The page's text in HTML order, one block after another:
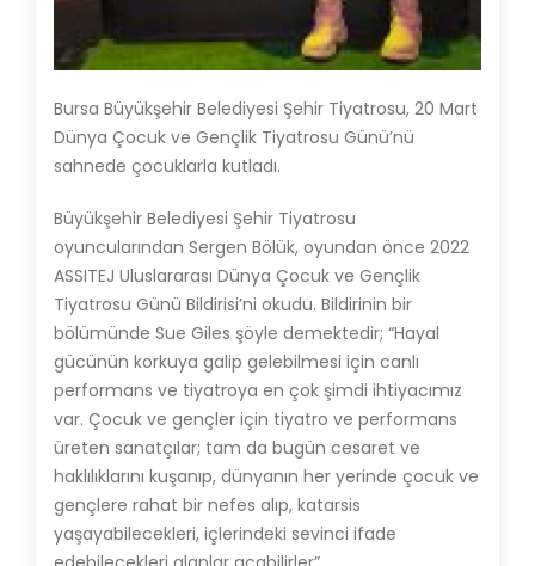
Bursa Büyükşehir Belediyesi Şehir Tiyatrosu, 20 Mart
Dünya Çocuk ve Gençlik Tiyatrosu Günü’nü
sahnede çocuklarla kutladı.
Büyükşehir Belediyesi Şehir Tiyatrosu
oyuncularından Sergen Bölük, oyundan önce 2022
ASSITEJ Uluslararası Dünya Çocuk ve Gençlik
Tiyatrosu Günü Bildirisi’ni okudu. Bildirinin bir
bölümünde Sue Giles şöyle demektedir; “Hayal
gücünün korkuya galip gelebilmesi için canlı
performans ve tiyatroya en çok şimdi ihtiyacımız
var. Çocuk ve gençler için tiyatro ve performans
üreten sanatçılar; tam da bugün cesaret ve
haklılıklarını kuşanıp, dünyanın her yerinde çocuk ve
gençlere rahat bir nefes alıp, katarsis
yaşayabilecekleri, içlerindeki sevinci ifade